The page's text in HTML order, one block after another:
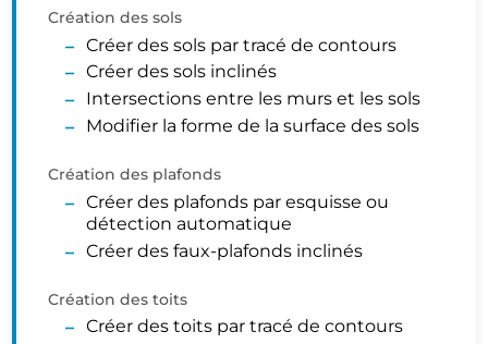
Création des sols
Créer des sols par tracé de contours
Créer des sols inclinés
Intersections entre les murs et les sols
Modifier la forme de la surface des sols
Création des plafonds
Créer des plafonds par esquisse ou
détection automatique
Créer des faux-plafonds inclinés
Création des toits
Créer des toits par tracé de contours